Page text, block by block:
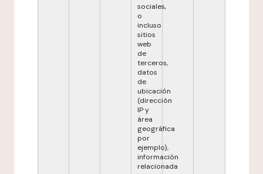
sociales,
o
incluso
sitios
web
de
terceros,
datos
de
ubicación
(dirección
IP y
área
geográfica
por
ejemplo),
información
relacionada